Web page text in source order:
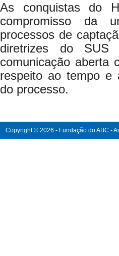
As conquistas do
compromisso da
processos de
diretrizes do SUS
comunicação aberta
respeito ao tempo e
do processo.
Copyright © 2026 - Fundação do ABC -